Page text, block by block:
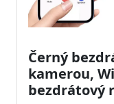
Černý
kamerou,
bezdrátový